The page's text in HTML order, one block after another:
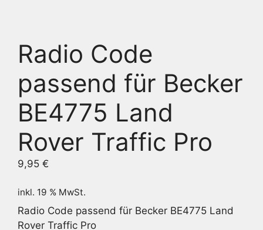
Radio Code
passend für Becker
BE4775 Land
Rover Traffic Pro
9,95 €
inkl. 19 % MwSt.
Radio Code passend für Becker BE4775 Land
Rover Traffic Pro